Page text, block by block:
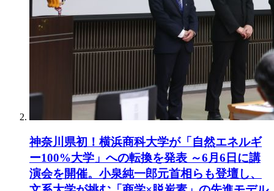
神奈川県初！横浜商科大学が「自然エネルギ
ー100%大学」への転換を発表 ～6月6日に講
演会を開催。小泉純一郎元首相らも登壇し、